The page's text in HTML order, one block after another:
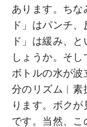
あります。ちな
ド」はパンチ
ド」は緩み、
しょうか。そ
ボトルの水が波
分のリズム︱素
ります。ボク
です。当然、